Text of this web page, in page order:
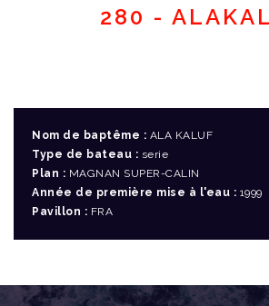
280 -
Nom de baptême : ALA KALUF
Type de bateau : serie
Plan : MAGNAN SUPER-CALIN
Année de première mise à l'eau : 1999
Pavillon : FRA